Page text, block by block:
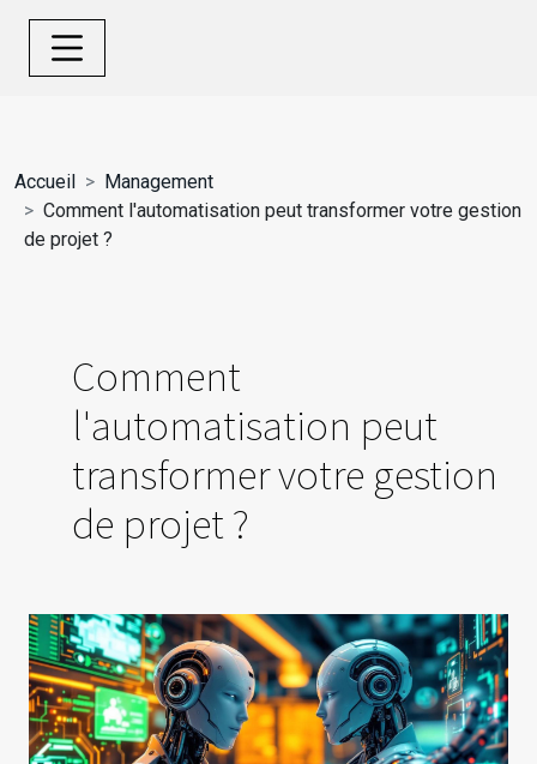
Accueil
Management
Comment l'automatisation peut transformer votre gestion
de projet ?
Comment
l'automatisation peut
transformer votre gestion
de projet ?